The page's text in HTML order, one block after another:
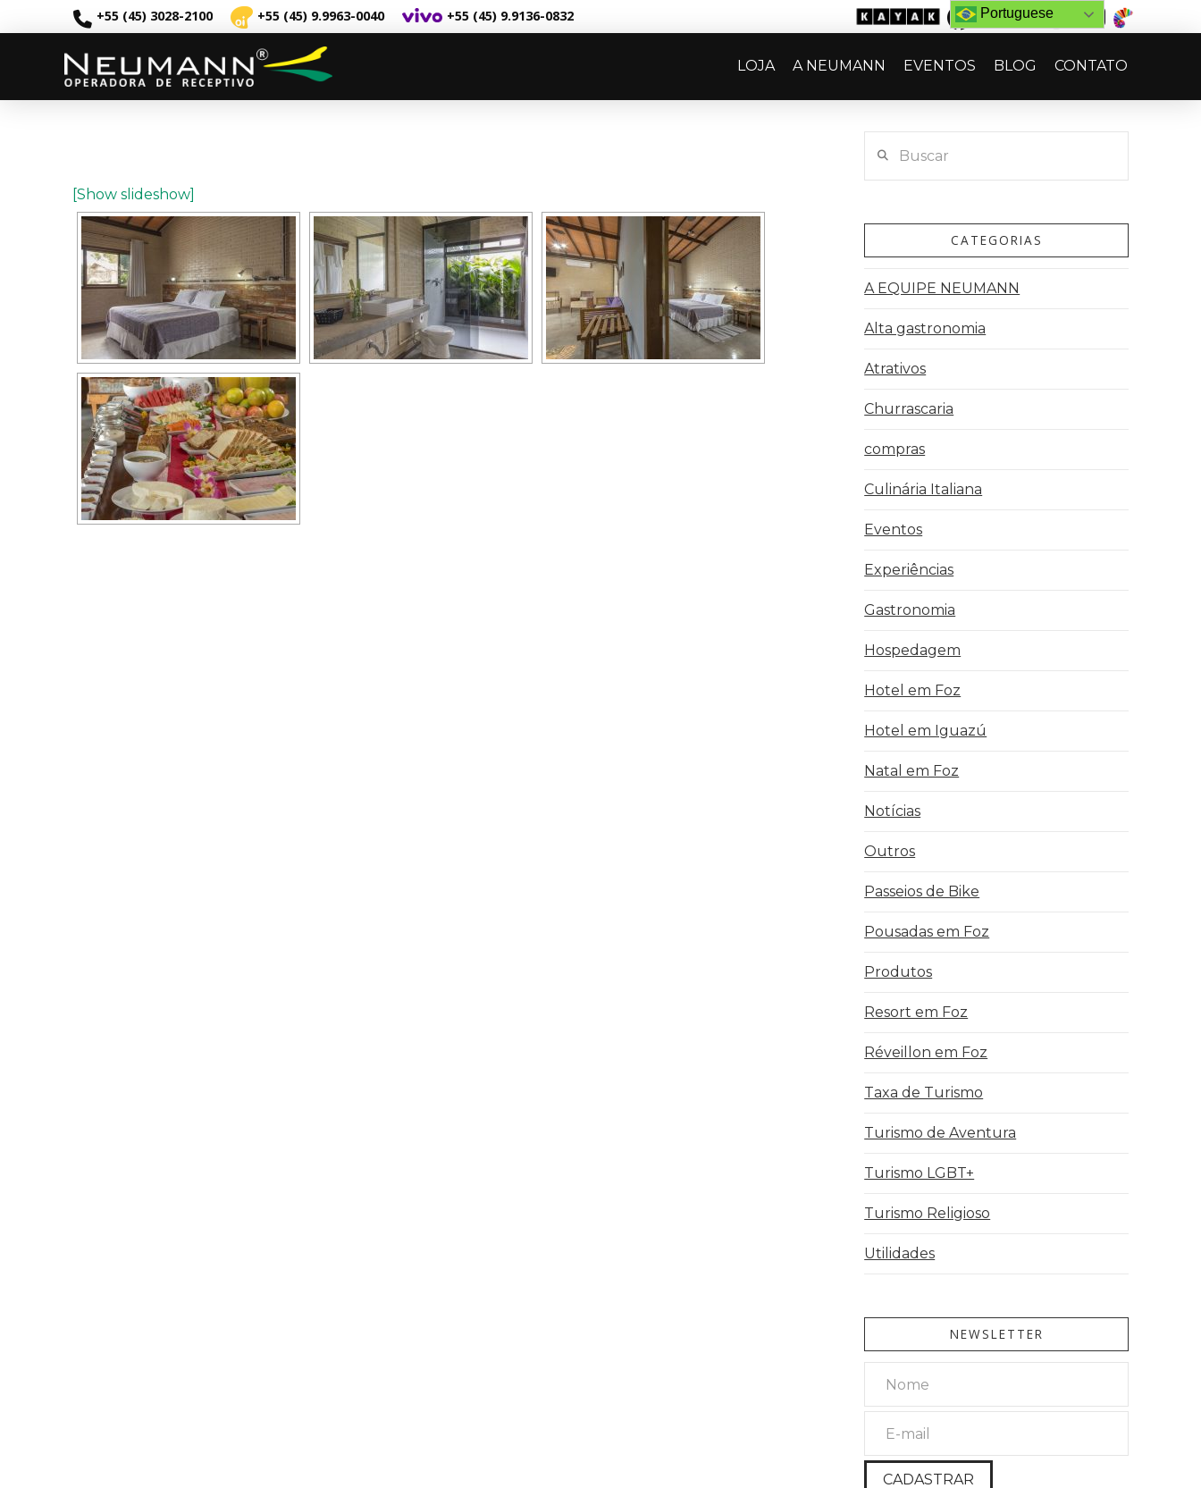
+55 (45) 3028-2100 +55 (45) 9.9963-0040 +55 (45) 9.9136-0832
LOJA A NEUMANN EVENTOS BLOG CONTATO
[Show slideshow]
CATEGORIAS
A EQUIPE NEUMANN
Alta gastronomia
Atrativos
Churrascaria
compras
Culinária Italiana
Eventos
Experiências
Gastronomia
Hospedagem
Hotel em Foz
Hotel em Iguazú
Natal em Foz
Notícias
Outros
Passeios de Bike
Pousadas em Foz
Produtos
Resort em Foz
Réveillon em Foz
Taxa de Turismo
Turismo de Aventura
Turismo LGBT+
Turismo Religioso
Utilidades
NEWSLETTER
Portuguese